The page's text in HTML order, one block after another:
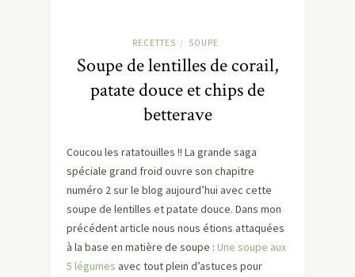
RECETTES / SOUPE
Soupe de lentilles de corail,
patate douce et chips de
betterave
Coucou les ratatouilles !! La grande saga
spéciale grand froid ouvre son chapitre
numéro 2 sur le blog aujourd’hui avec cette
soupe de lentilles et patate douce. Dans mon
précédent article nous nous étions attaquées
à la base en matière de soupe : Une soupe aux
5 légumes avec tout plein d’astuces pour